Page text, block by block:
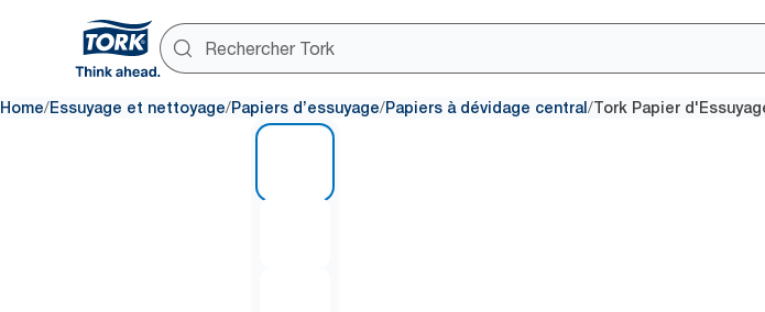
Home/Essuyage et nettoyage/Papiers d’essuyage/Papiers à dévidage central/Tork Papier